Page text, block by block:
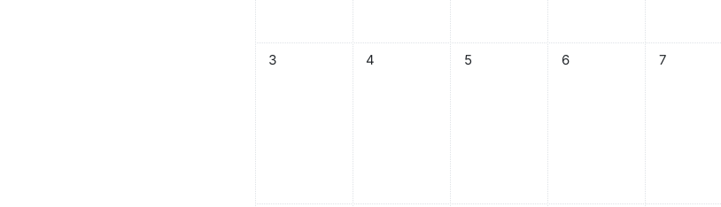
08月 3日 星期日，沒有事件
3 08月 4日 星期一，沒有事件
4 08月 5日 星期二，沒有事件
5 08月 6日 星期三，沒有事件
6 08月 7日
7